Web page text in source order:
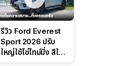
รีวิว Ford Everest
Sport 2026 ปรับ
ใหญ่ใช้โซ่ไทม์มิ่ง สีใหม่